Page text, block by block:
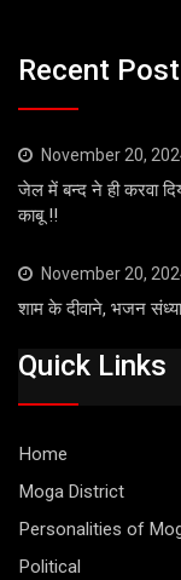
Recent Post
November 20,
जेल में बन्द ने ही करवा
काबू !!
November 20,
शाम के दीवाने, भजन
Quick Links
Home
Moga District
Personalities of
Political